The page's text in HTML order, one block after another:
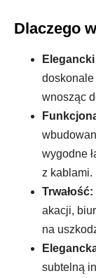
Dlaczego
doskonale
wnosząc
wygodne
z kablami.
Trwałość:
akacji,
na
subtelną